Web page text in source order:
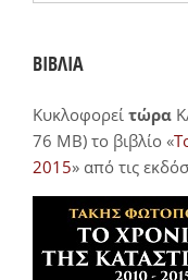
ΒΙΒΛΙΑ
Κυκλοφορεί τώρα
76 MB) το βιβλίο «
2015» από τις